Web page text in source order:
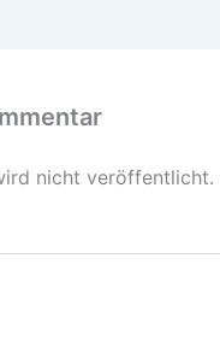
nicht veröffentlicht.